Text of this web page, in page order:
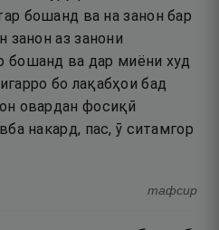
бошанд ва на занон бар
занон аз занони
бошанд ва дар миёни худ
бо лақабҳои бад
овардан фосиқӣ
накард, пас, ӯ ситамгор
тафсир